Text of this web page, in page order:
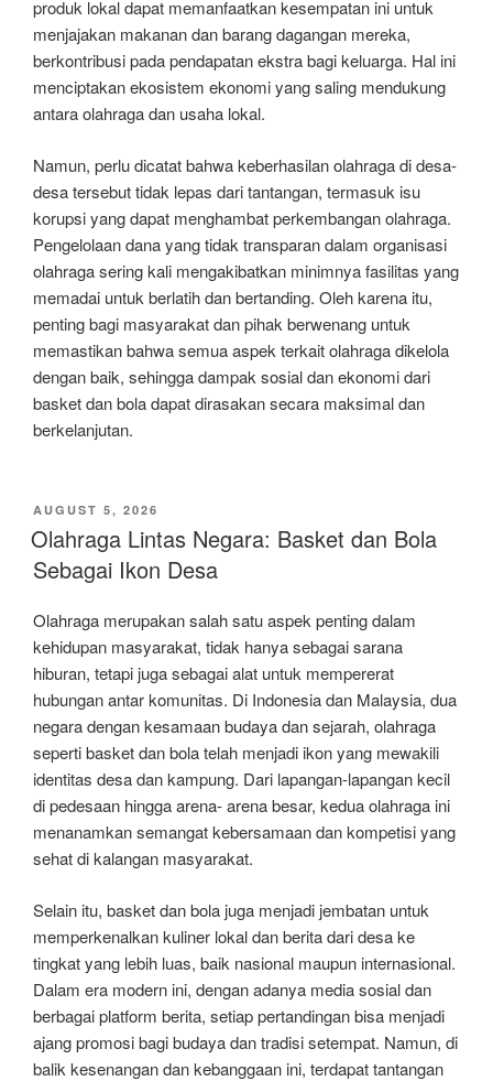
produk lokal dapat memanfaatkan kesempatan ini untuk
menjajakan makanan dan barang dagangan mereka,
berkontribusi pada pendapatan ekstra bagi keluarga. Hal ini
menciptakan ekosistem ekonomi yang saling mendukung
antara olahraga dan usaha lokal.
Namun, perlu dicatat bahwa keberhasilan olahraga di desa-
desa tersebut tidak lepas dari tantangan, termasuk isu
korupsi yang dapat menghambat perkembangan olahraga.
Pengelolaan dana yang tidak transparan dalam organisasi
olahraga sering kali mengakibatkan minimnya fasilitas yang
memadai untuk berlatih dan bertanding. Oleh karena itu,
penting bagi masyarakat dan pihak berwenang untuk
memastikan bahwa semua aspek terkait olahraga dikelola
dengan baik, sehingga dampak sosial dan ekonomi dari
basket dan bola dapat dirasakan secara maksimal dan
berkelanjutan.
POSTED
ON
AUGUST 5, 2026
Olahraga Lintas Negara: Basket dan Bola
Sebagai Ikon Desa
Olahraga merupakan salah satu aspek penting dalam
kehidupan masyarakat, tidak hanya sebagai sarana
hiburan, tetapi juga sebagai alat untuk mempererat
hubungan antar komunitas. Di Indonesia dan Malaysia, dua
negara dengan kesamaan budaya dan sejarah, olahraga
seperti basket dan bola telah menjadi ikon yang mewakili
identitas desa dan kampung. Dari lapangan-lapangan kecil
di pedesaan hingga arena- arena besar, kedua olahraga ini
menanamkan semangat kebersamaan dan kompetisi yang
sehat di kalangan masyarakat.
Selain itu, basket dan bola juga menjadi jembatan untuk
memperkenalkan kuliner lokal dan berita dari desa ke
tingkat yang lebih luas, baik nasional maupun internasional.
Dalam era modern ini, dengan adanya media sosial dan
berbagai platform berita, setiap pertandingan bisa menjadi
ajang promosi bagi budaya dan tradisi setempat. Namun, di
balik kesenangan dan kebanggaan ini, terdapat tantangan